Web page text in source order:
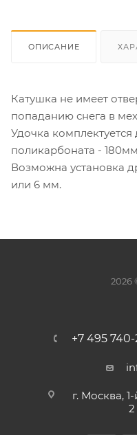
ОПИСАНИЕ
Катушка не имеет
попаданию снега в
Удочка
поликарбоната -
Возможна установка
или 6 мм.
2026
+7 495
г. Москва,
2